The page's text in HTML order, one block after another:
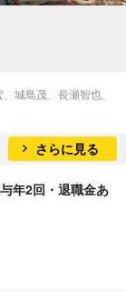
城島茂、長瀬智也、
さらに見る
年2回・退職金あ